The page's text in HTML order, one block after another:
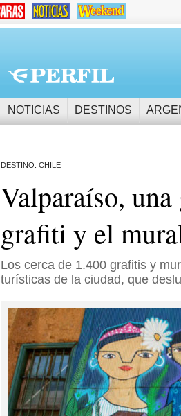
NOTICIAS DESTINOS
DESTINO: CHILE
Valparaíso,
grafiti y el
Los cerca de 1.400 grafitis y
turísticas de la ciudad, que